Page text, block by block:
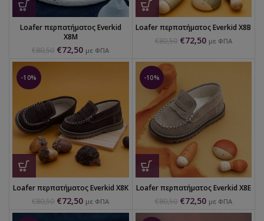
Loafer περπατήματος Everkid
X8M
€80,50 €72,50 με ΦΠΑ
Loafer περπατήματος Everkid X8B
€80,50 €72,50 με ΦΠΑ
-10%
Loafer περπατήματος Everkid X8K
€80,50 €72,50 με ΦΠΑ
-10%
Loafer περπατήματος Everkid X8E
€80,50 €72,50 με ΦΠΑ